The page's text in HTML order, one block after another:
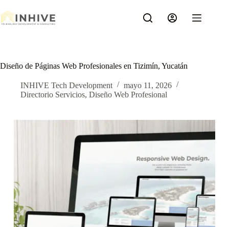
al
contenido
Diseño de Páginas Web Profesionales en Tizimín, Yucatán
INHIVE Tech Development
mayo 11, 2026
Directorio Servicios, Diseño Web Profesional